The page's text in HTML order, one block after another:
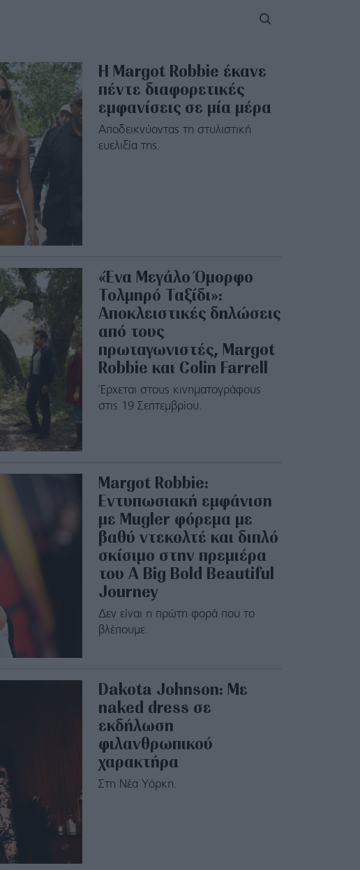
Η Margot Robbie έκανε
πέντε διαφορετικές
εμφανίσεις σε μία μέρα
Αποδεικνύοντας τη στυλιστική
ευελιξία της.
«Ένα Μεγάλο Όμορφο
Τολμηρό Ταξίδι»:
Αποκλειστικές δηλώσεις
από τους
πρωταγωνιστές, Margot
Robbie και Colin Farrell
Έρχεται στους κινηματογράφους
στις 19 Σεπτεμβρίου.
Margot Robbie:
Εντυπωσιακή εμφάνιση
με Mugler φόρεμα με
βαθύ ντεκολτέ και διπλό
σκίσιμο στην πρεμιέρα
του A Big Bold Beautiful
Journey
Δεν είναι η πρώτη φορά που το
βλέπουμε.
Dakota Johnson: Με
naked dress σε
εκδήλωση
φιλανθρωπικού
χαρακτήρα
Στη Νέα Υόρκη.